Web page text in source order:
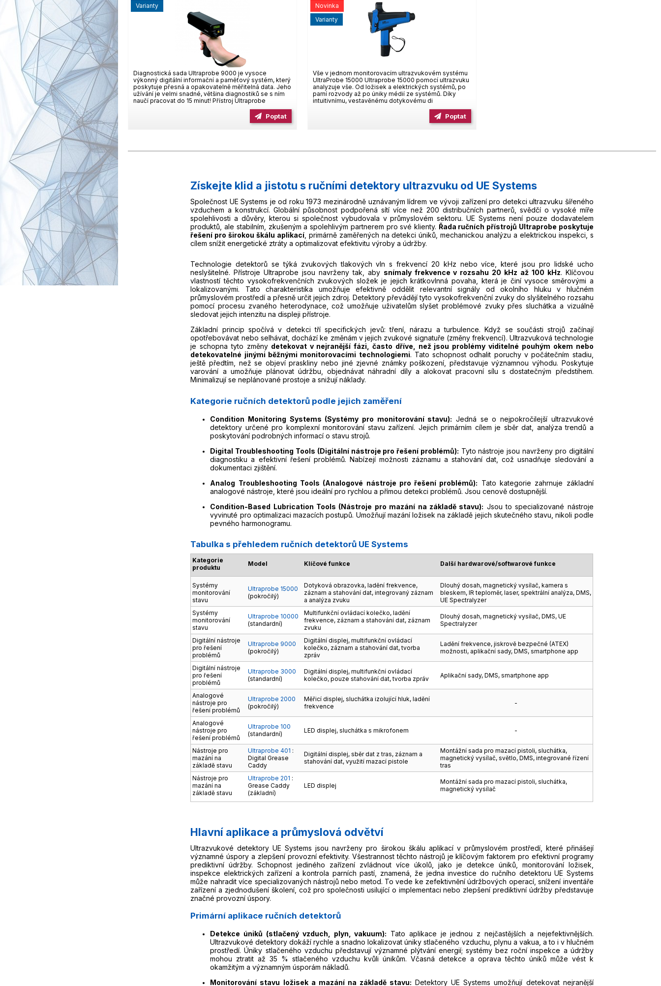
Diagnostická sada Ultraprobe 9000 je vysoce
výkonný digitální informační a paměťový systém, který
poskytuje přesná a opakovatelně měřitelná data. Jeho
užívání je velmi snadné, většina diagnostiků se s ním
naučí pracovat do 15 minut! Přístroj Ultraprobe
varianty
Poptat
Vše v jednom monitorovacím ultrazvukovém systému
UltraProbe 15000 Ultraprobe 15000 pomocí ultrazvuku
analyzuje vše. Od ložisek a elektrických systémů, po
parní rozvody až po úniky médií ze systémů. Díky
intuitivnímu, vestavěnému dotykovému di
Novinka
varianty
Poptat
Získejte klid a jistotu s ručními detektory ultrazvuku od UE Systems
Společnost UE Systems je od roku 1973 mezinárodně uznávaným lídrem ve vývoji zařízení pro detekci ultrazvuku šířeného
vzduchem a konstrukcí. Globální působnost podpořená sítí více než 200 distribučních partnerů, svědčí o vysoké míře
spolehlivosti a důvěry, kterou si společnost vybudovala v průmyslovém sektoru. UE Systems není pouze dodavatelem
produktů, ale stabilním, zkušeným a spolehlivým partnerem pro své klienty. Řada ručních přístrojů Ultraprobe poskytuje
řešení pro širokou škálu aplikací, primárně zaměřených na detekci úniků, mechanickou analýzu a elektrickou inspekci, s
cílem snížit energetické ztráty a optimalizovat efektivitu výroby a údržby.
Technologie detektorů se týká zvukových tlakových vln s frekvencí 20 kHz nebo více, které jsou pro lidské ucho
neslyšitelné. Přístroje Ultraprobe jsou navrženy tak, aby snímaly frekvence v rozsahu 20 kHz až 100 kHz. Klíčovou
vlastností těchto vysokofrekvenčních zvukových složek je jejich krátkovlnná povaha, která je činí vysoce směrovými a
lokalizovanými. Tato charakteristika umožňuje efektivně oddělit relevantní signály od okolního hluku v hlučném
průmyslovém prostředí a přesně určit jejich zdroj. Detektory převádějí tyto vysokofrekvenční zvuky do slyšitelného rozsahu
pomocí procesu zvaného heterodynace, což umožňuje uživatelům slyšet problémové zvuky přes sluchátka a vizuálně
sledovat jejich intenzitu na displeji přístroje.
Základní princip spočívá v detekci tří specifických jevů: tření, nárazu a turbulence. Když se součásti strojů začínají
opotřebovávat nebo selhávat, dochází ke změnám v jejich zvukové signatuře (změny frekvencí). Ultrazvuková technologie
je schopna tyto změnydetekovat v nejranější fázi, často dříve, než jsou problémy viditelné pouhým okem nebo
detekovatelné jinými běžnými monitorovacími technologiemi. Tato schopnost odhalit poruchy v počátečním stadiu,
ještě předtím, než se objeví praskliny nebo jiné zjevné známky poškození, představuje významnou výhodu. Poskytuje
varování a umožňuje plánovat údržbu, objednávat náhradní díly a alokovat pracovní sílu s dostatečným předstihem.
Minimalizují se neplánované prostoje a snižují náklady.
Kategorie ručních detektorů podle jejich zaměření
Condition Monitoring Systems (Systémy pro monitorování stavu): Jedná se o nejpokročilejší ultrazvukové
detektory určené pro komplexní monitorování stavu zařízení. Jejich primárním cílem je sběr dat, analýza trendů a
poskytování podrobných informací o stavu strojů.
Digital Troubleshooting Tools (Digitální nástroje pro řešení problémů): Tyto nástroje jsou navrženy pro digitální
diagnostiku a efektivní řešení problémů. Nabízejí možnosti záznamu a stahování dat, což usnadňuje sledování a
dokumentaci zjištění.
Analog Troubleshooting Tools (Analogové nástroje pro řešení problémů): Tato kategorie zahrnuje základní
analogové nástroje, které jsou ideální pro rychlou a přímou detekci problémů. Jsou cenově dostupnější.
Condition-Based Lubrication Tools (Nástroje pro mazání na základě stavu): Jsou to specializované nástroje
vyvinuté pro optimalizaci mazacích postupů. Umožňují mazání ložisek na základě jejich skutečného stavu, nikoli podle
pevného harmonogramu.
Tabulka s přehledem ručních detektorů UE Systems
Kategorie
produktu
Model Klíčové funkce Další hardwarové/softwarové funkce
Systémy
monitorování
stavu
Ultraprobe 15000
(pokročilý)
Dotyková obrazovka, ladění frekvence,
záznam a stahování dat, integrovaný záznam
a analýza zvuku
Dlouhý dosah, magnetický vysílač, kamera s
bleskem, IR teploměr, laser, spektrální analýza, DMS,
UE Spectralyzer
Systémy
monitorování
stavu
Ultraprobe 10000
(standardní)
Multifunkční ovládací kolečko, ladění
frekvence, záznam a stahování dat, záznam
zvuku
Dlouhý dosah, magnetický vysílač, DMS, UE
Spectralyzer
Digitální nástroje
pro řešení
problémů
Ultraprobe 9000
(pokročilý)
Digitální displej, multifunkční ovládací
kolečko, záznam a stahování dat, tvorba
zpráv
Ladění frekvence, jiskrově bezpečné (ATEX)
možnosti, aplikační sady, DMS, smartphone app
Digitální nástroje
pro řešení
problémů
Ultraprobe 3000
(standardní)
Digitální displej, multifunkční ovládací
kolečko, pouze stahování dat, tvorba zpráv
Aplikační sady, DMS, smartphone app
Analogové
nástroje pro
řešení problémů
Ultraprobe 2000
(pokročilý)
Měřicí displej, sluchátka izolující hluk, ladění
frekvence
-
Analogové
nástroje pro
řešení problémů
Ultraprobe 100
(standardní)
LED displej, sluchátka s mikrofonem -
Nástroje pro
mazání na
základě stavu
Ultraprobe 401 :
Digital Grease
Caddy
Digitální displej, sběr dat z tras, záznam a
stahování dat, využití mazací pistole
Montážní sada pro mazací pistoli, sluchátka,
magnetický vysílač, světlo, DMS, integrované řízení
tras
Nástroje pro
mazání na
základě stavu
Ultraprobe 201 :
Grease Caddy
(základní)
LED displej
Montážní sada pro mazací pistoli, sluchátka,
magnetický vysílač
Hlavní aplikace a průmyslová odvětví
Ultrazvukové detektory UE Systems jsou navrženy pro širokou škálu aplikací v průmyslovém prostředí, které přinášejí
významné úspory a zlepšení provozní efektivity. Všestrannost těchto nástrojů je klíčovým faktorem pro efektivní programy
prediktivní údržby. Schopnost jediného zařízení zvládnout více úkolů, jako je detekce úniků, monitorování ložisek,
inspekce elektrických zařízení a kontrola parních pastí, znamená, že jedna investice do ručního detektoru UE Systems
může nahradit více specializovaných nástrojů nebo metod. To vede ke zefektivnění údržbových operací, snížení inventáře
zařízení a zjednodušení školení, což pro společnosti usilující o implementaci nebo zlepšení prediktivní údržby představuje
značné provozní úspory.
Primární aplikace ručních detektorů
Detekce úniků (stlačený vzduch, plyn, vakuum): Tato aplikace je jednou z nejčastějších a nejefektivnějších.
Ultrazvukové detektory dokáží rychle a snadno lokalizovat úniky stlačeného vzduchu, plynu a vakua, a to i v hlučném
prostředí. Úniky stlačeného vzduchu představují významné plýtvání energií; systémy bez roční inspekce a údržby
mohou ztratit až 35 % stlačeného vzduchu kvůli únikům. Včasná detekce a oprava těchto úniků může vést k
okamžitým a významným úsporám nákladů.
Monitorování stavu ložisek a mazání na základě stavu: Detektory UE Systems umožňují detekovat nejranější